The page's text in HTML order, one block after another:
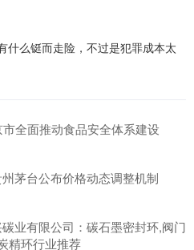
什么铤而走险，不过是犯罪成本太
全面推动食品安全体系建设
茅台公布价格动态调整机制
业有限公司：碳石墨密封环,阀门
精环行业推荐